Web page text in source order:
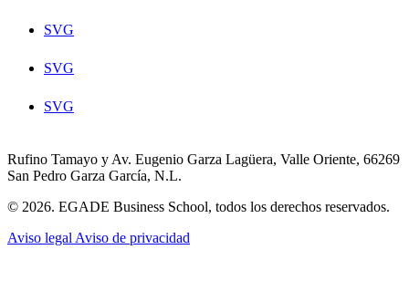
SVG
SVG
SVG
Rufino Tamayo y Av. Eugenio Garza Lagüera, Valle Oriente, 66269
San Pedro Garza García, N.L.
© 2026. EGADE Business School, todos los derechos reservados.
Aviso legal Aviso de privacidad